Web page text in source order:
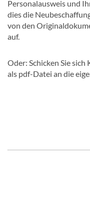
Personalausweis und
dies die
von den
auf.
Oder: Schicken Sie
als pdf-Datei an die